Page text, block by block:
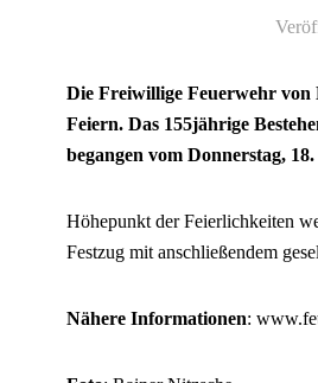
Die Freiwillige Feuerwehr von
Feiern. Das 155jährige
begangen vom Donnerstag,
Höhepunkt der Feierlichkeiten
Festzug mit anschließendem
Nähere Informationen: